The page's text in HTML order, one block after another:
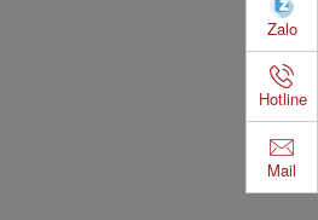
Zalo
Hotline
Mail